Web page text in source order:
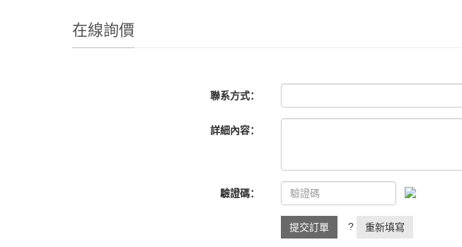
在線詢價
聯系方式：
詳細內容：
驗證碼：
提交訂單 ? 重新填寫